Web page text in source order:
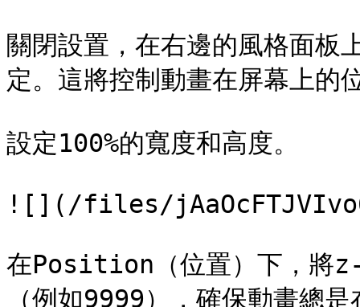
關閉設置，在右邊的風格面板
定。這將控制動畫在屏幕上的
設定100%的寬度和高度。
![](/files/
在Position（位置）下，將
（例如9999），確保動畫總